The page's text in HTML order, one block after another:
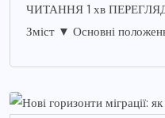
ЧИТАННЯ 1 хв
Зміст ▼ Основні